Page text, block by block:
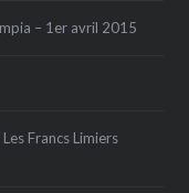
– 1er avril 2015
Francs Limiers